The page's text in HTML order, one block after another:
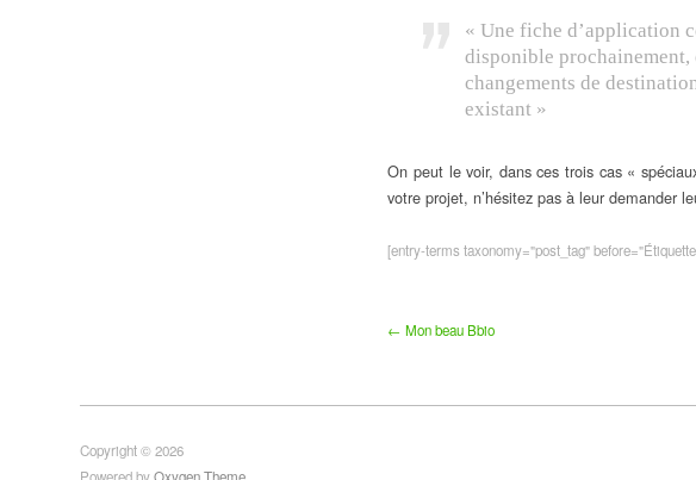
« Une fiche d’application
disponible prochainement,
changements de
existant »
On peut le voir, dans ces trois cas «
votre projet, n’hésitez pas à leur demander
[entry-terms taxonomy="post_tag"
← Mon beau Bbio
Copyright © 2026